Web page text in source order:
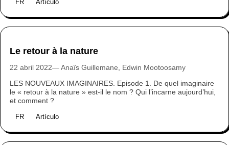
FR
Artículo
Le retour à la nature
22 abril 2022 Anaïs Guillemane, Edwin Mootoosamy
LES NOUVEAUX IMAGINAIRES. Episode 1. De quel imaginaire
le « retour à la nature » est-il le nom ? Qui l’incarne aujourd’hui,
et comment ?
FR Artículo